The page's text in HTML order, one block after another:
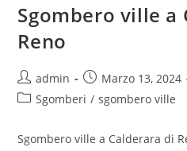
Sgombero ville a
Reno
admin
Marzo 13, 2024
Sgomberi / sgombero ville
Sgombero ville a Calderara di